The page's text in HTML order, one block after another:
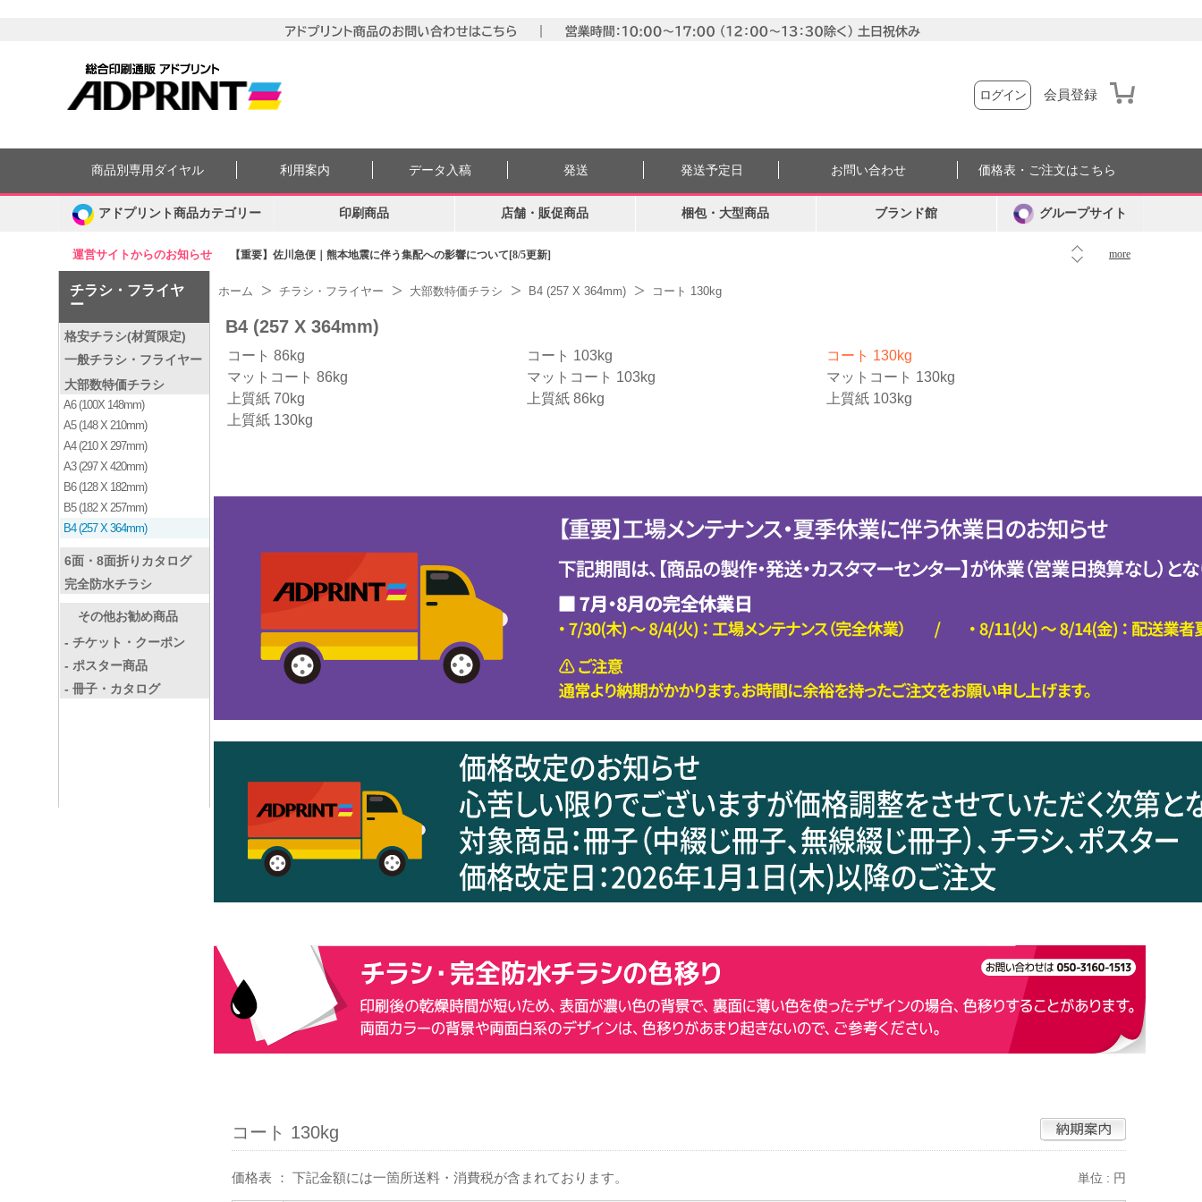
ログイン 会員登録
運営サイトからのお知らせ 【重要】佐川急便｜熊本地震に伴う集配への影響について[8/5更新] more
商品別専用ダイヤル 利用案内 データ入稿 発送 発送予定日 お問い合わせ 価格表・ご注文はこちら
アドプリント商品カテゴリー 印刷商品 店舗・販促商品 梱包・大型商品 ブランド館 グループサイト
チラシ・フライヤ
ー
格安チラシ(材質限定)
一般チラシ・フライヤー
大部数特価チラシ
A6 (100X 148mm)
A5 (148 X 210mm)
A4 (210 X 297mm)
A3 (297 X 420mm)
B6 (128 X 182mm)
B5 (182 X 257mm)
B4 (257 X 364mm)
6面・8面折りカタログ
完全防水チラシ
その他お勧め商品
- チケット・クーポン
- ポスター商品
- 冊子・カタログ
ホーム チラシ・フライヤー 大部数特価チラシ B4 (257 X 364mm) コート 130kg
B4 (257 X 364mm)
コート 86kg コート 103kg
コート 130kg
マットコート 86kg
マットコート 103kg
マットコート 130kg
上質紙 70kg
上質紙 86kg
上質紙 103kg
上質紙 130kg
コート 130kg
価格表 ： 下記金額には一箇所送料・消費税が含まれております。 単位 : 円